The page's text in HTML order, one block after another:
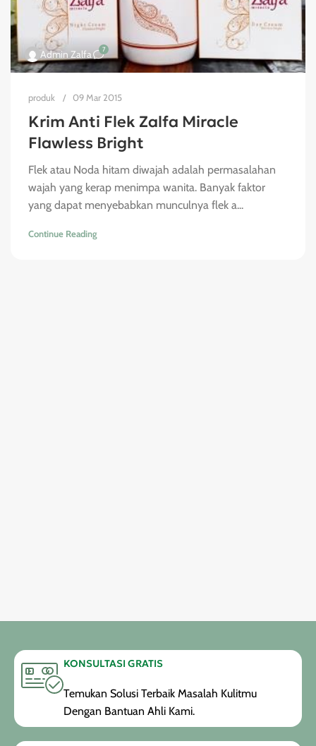
Admin Zalfa 7
produk 09 Mar 2015
Krim Anti Flek Zalfa Miracle
Flawless Bright
Flek atau Noda hitam diwajah adalah permasalahan
wajah yang kerap menimpa wanita. Banyak faktor
yang dapat menyebabkan munculnya flek a...
Continue Reading
KONSULTASI GRATIS
Temukan Solusi Terbaik Masalah Kulitmu
Dengan Bantuan Ahli Kami.